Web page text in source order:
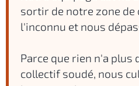
sortir de notre zone de
l'inconnu et nous
Parce que rien n'a plus
collectif soudé, nous